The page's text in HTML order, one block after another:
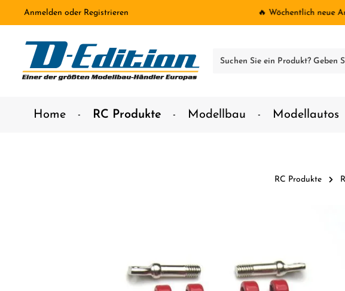
springen
Anmelden oder Registrieren 🔥 Wöchentlich neue
Home RC Produkte Modellbau Modellautos
RC Produkte